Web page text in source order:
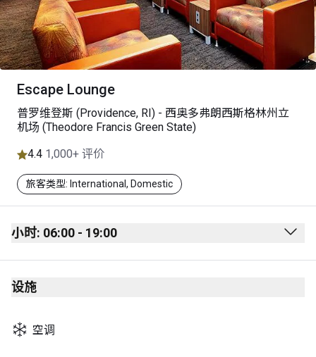
Escape Lounge
普罗维登斯 (Providence, RI) - 西奥多弗朗西斯格林州立
机场 (Theodore Francis Green State)
4.4 1,000+ 评价
旅客类型: International, Domestic
小时: 06:00 - 19:00
Monday 06:00 - 19:00
Tuesday
Thursday
设施
空调